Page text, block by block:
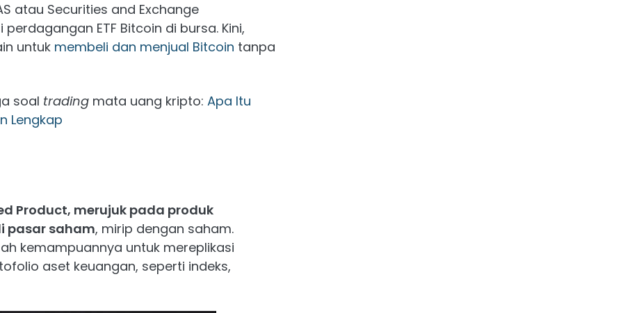
atau Securities and Exchange
ETF Bitcoin di bursa. Kini,
untuk membeli dan menjual Bitcoin tanpa
soal trading mata uang kripto: Apa Itu
Lengkap
Product, merujuk pada produk
pasar saham, mirip dengan saham.
kemampuannya untuk mereplikasi
aset keuangan, seperti indeks,